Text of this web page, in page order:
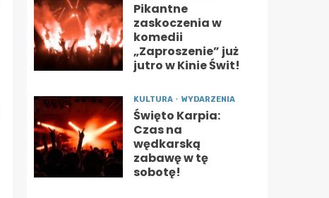
Pikantne
zaskoczenia w
komedii
„Zaproszenie” już
jutro w Kinie Świt!
KULTURA WYDARZENIA
Święto Karpia:
Czas na
wędkarską
zabawę w tę
sobotę!